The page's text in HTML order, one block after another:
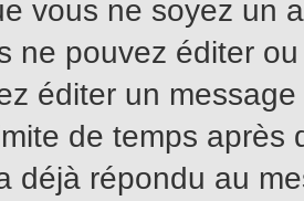
vous ne soyez un
ne pouvez éditer
éditer un
de temps après
déjà répondu au